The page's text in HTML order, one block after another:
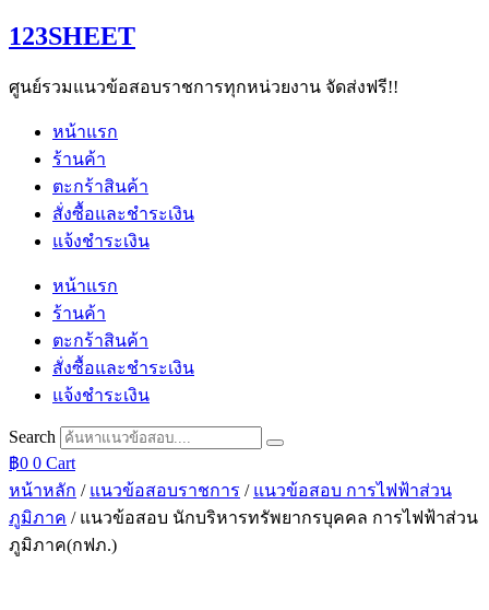
Skip
to
123SHEET
ศูนย์รวมแนวข้อสอบราชการทุกหน่วยงาน จัดส่งฟรี!!
หน้าแรก
ร้านค้า
ตะกร้าสินค้า
สั่งซื้อและชำระเงิน
แจ้งชำระเงิน
หน้าแรก
ร้านค้า
ตะกร้าสินค้า
สั่งซื้อและชำระเงิน
แจ้งชำระเงิน
Search
฿0 0 Cart
หน้าหลัก / แนวข้อสอบราชการ / แนวข้อสอบ การไฟฟ้าส่วน
ภูมิภาค / แนวข้อสอบ นักบริหารทรัพยากรบุคคล การไฟฟ้าส่วน
ภูมิภาค(กฟภ.)